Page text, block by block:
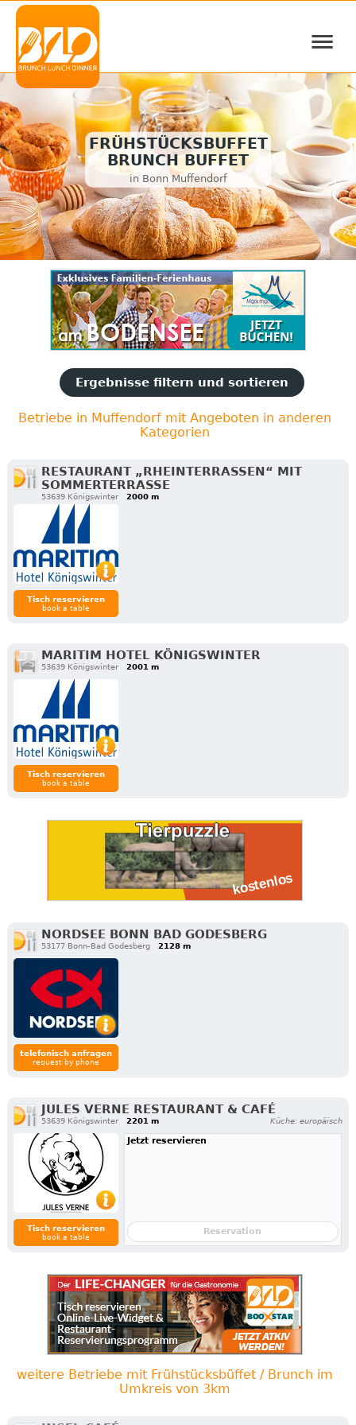
≡
FRÜHSTÜCKSBUFFET
BRUNCH BUFFET
in Bonn Muffendorf
Ergebnisse filtern und sortieren
Betriebe in Muffendorf mit Angeboten in anderen
Kategorien
RESTAURANT „RHEINTERRASSEN“ MIT
SOMMERTERRASSE
53639 Königswinter 2000 m
Tisch reservieren
book a table
MARITIM HOTEL KÖNIGSWINTER
53639 Königswinter 2001 m
Tisch reservieren
book a table
NORDSEE BONN BAD GODESBERG
53177 Bonn-Bad Godesberg 2128 m
telefonisch anfragen
request by phone
JULES VERNE RESTAURANT & CAFÉ
53639 Königswinter 2201 m Küche: europäisch
Tisch reservieren
book a table
Jetzt reservieren
Reservation
weitere Betriebe mit Frühstücksbüffet / Brunch im
Umkreis von 3km